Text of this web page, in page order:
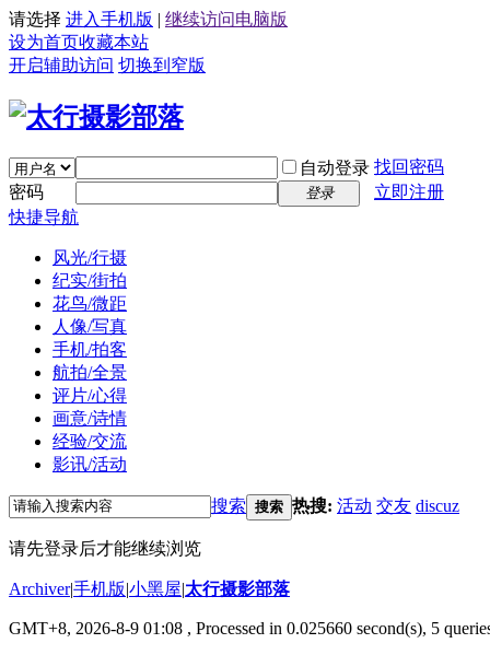
请选择 进入手机版 | 继续访问电脑版
设为首页收藏本站
开启辅助访问 切换到窄版
自动登录 找回密码
密码
登录
立即注册
快捷导航
风光/行摄
纪实/街拍
花鸟/微距
人像/写真
手机/拍客
航拍/全景
评片/心得
画意/诗情
经验/交流
影讯/活动
搜索 搜索 热搜: 活动 交友 discuz
请先登录后才能继续浏览
Archiver|手机版|小黑屋|太行摄影部落
GMT+8, 2026-8-9 01:08 , Processed in 0.025660 second(s), 5